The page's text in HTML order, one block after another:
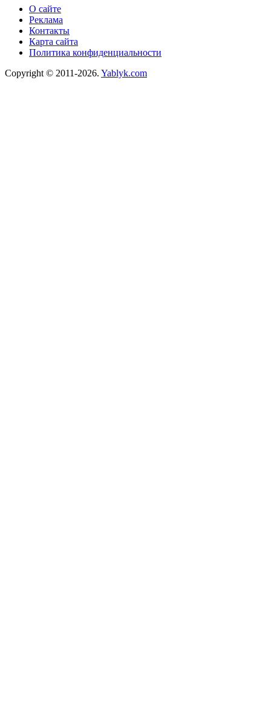
О сайте
Реклама
Контакты
Карта сайта
Политика конфиденциальности
Copyright © 2011-2026. Yablyk.сom